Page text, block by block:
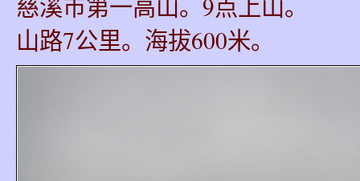
山路7公里。海拔600米。